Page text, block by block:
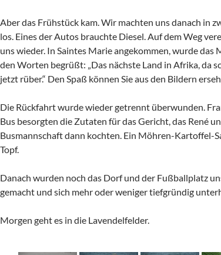
Aber das Frühstück kam. Wir machten uns danach in
los. Eines der Autos brauchte Diesel. Auf dem Weg
uns wieder. In Saintes Marie angekommen, wurde das
den Worten begrüßt: „Das nächste Land in Afrika, da
jetzt rüber.“ Den Spaß können Sie aus den Bildern
Die Rückfahrt wurde wieder getrennt überwunden.
Bus besorgten die Zutaten für das Gericht, das René
Busmannschaft dann kochten. Ein Möhren-Kartoffel-
Topf.
Danach wurden noch das Dorf und der Fußballplatz
gemacht und sich mehr oder weniger tiefgründig
Morgen geht es in die Lavendelfelder.